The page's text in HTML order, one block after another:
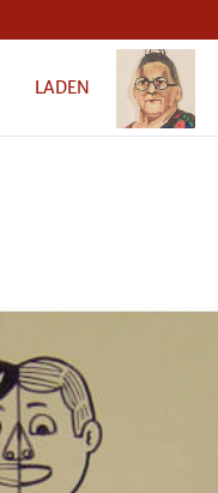
LADEN